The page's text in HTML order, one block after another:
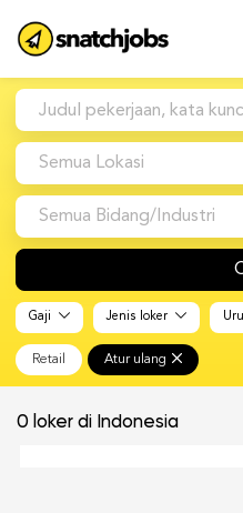
Semua Lokasi
Semua Bidang/Industri
Gaji Jenis loker
Retail Atur ulang
0 loker di Indonesia